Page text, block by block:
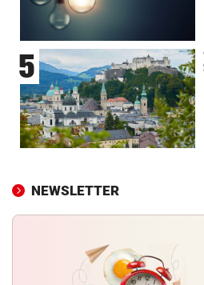
5
NEWSLETTER